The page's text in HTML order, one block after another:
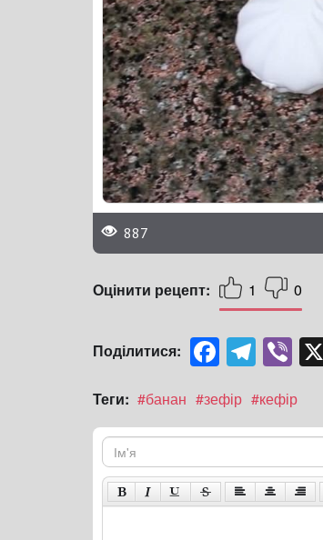
887
Оцінити рецепт: 1 0
Поділитися: FacebookTelegramViber
Теги: #банан #зефір #кефір